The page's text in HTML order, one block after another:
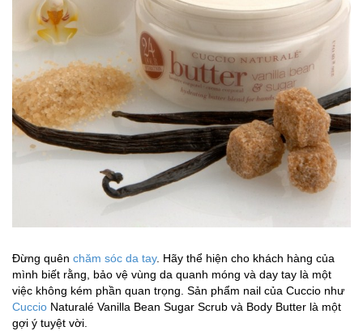
Đừng quên chăm sóc da tay. Hãy thể hiện cho khách hàng của
mình biết rằng, bảo vệ vùng da quanh móng và day tay là một
việc không kém phần quan trọng. Sản phẩm nail của Cuccio như
Cuccio Naturalé Vanilla Bean Sugar Scrub và Body Butter là một
gợi ý tuyệt vời.